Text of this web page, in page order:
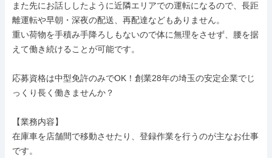
また先にお話ししたように近隣エリアでの運転になるので、長距
離運転や早朝・深夜の配送、再配達などもありません。
重い荷物を手積み手降ろしもないので体に無理をさせず、腰を据
えて働き続けることが可能です。
応募資格は中型免許のみでOK！創業28年の埼玉の安定企業でじ
っくり長く働きませんか？
【業務内容】
在庫車を店舗間で移動させたり、登録作業を行うのが主なお仕事
です。